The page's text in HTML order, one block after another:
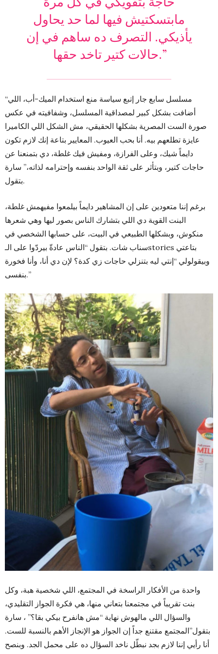
مابتسكتيش فيها لما حد يحاول
يأذيكي. التصرف ده ساهم في إن
حالات كتير تاخد حقها.”
“مسلسل سابع جار إتبع سياسة منع استخدام الميك-أب، اللي
أضافت بشكل كبير لمصداقية المسلسل، وشفافيته في عكس
صورة الست المصرية بشكلها الحقيقي، مش الشكل اللي الكاميرا
عايزة تطلعهم بيه. أنا بحب العيوب. المعايير بتاعة إنك لازم تكون
دايماً شيك، وعلى الفرازة، ومفيش فيك غلطة، دي بتمنعنا عن
حاجات كتير، وبتأثر على ثقة الواحد بنفسه وإحترامه لذاته،” سارة
بتقول.
برغم إننا متعودين على إن المشاهير دايماً بيلمعوا مفيهمش غلطة،
البنت القوية دي اللي بتشارك الناس بصور ليها وهي شعرها
منكوش، وبشكلها الطبيعي في البيت، على حسابها الشخصي في
سناب شات. بتقول “الناس عادةّ بيردّوا على الـstories بتاعتي
وبيقولولي “إنتي ليه بتنزلي حاجات زي كدة؟ لإن دي أنا، وأنا فخورة
بنفسى.”
واحدة من الأفكار الراسخة في المجتمع، اللي شخصية هبة، وكل
بنت تقريباً في مجتمعنا بتعاني منها، هي فكرة الجواز التقليدي،
والسؤال اللي مالهوش نهاية “مش هانفرح بيكي بقا؟” ، سارة
بتقول”المجتمع مقتنع جداً إن الجواز هو الإنجاز الأهم بالنسبة للست.
أنا رأيي إننا لازم بجد نبطّل ناخد السؤال ده على محمل الجد. وبنصح